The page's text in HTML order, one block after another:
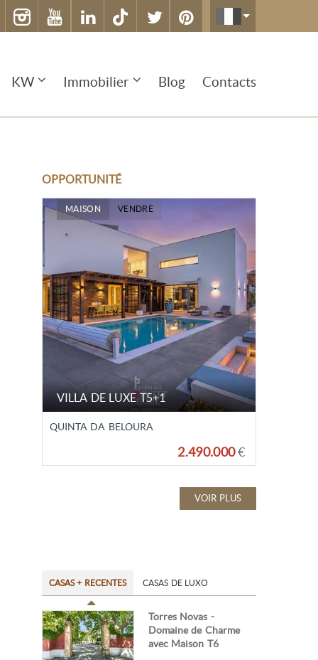
KW Immobilier Blog Contacts
OPPORTUNITÉ
MAISON VENDRE
VILLA DE LUXE T5+1
QUINTA DA BELOURA
2.490.000€
VOIR PLUS
CASAS + RECENTES CASAS DE LUXO
Torres Novas -
Domaine de Charme
avec Maison T6